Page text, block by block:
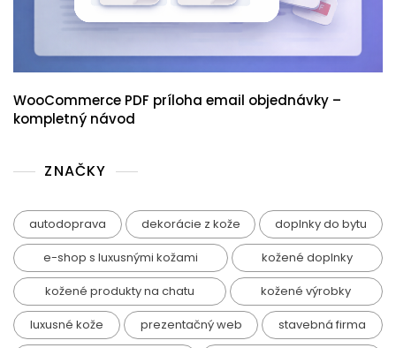
WooCommerce PDF príloha email objednávky –
kompletný návod
ZNAČKY
autodoprava dekorácie z kože
doplnky do bytu
e-shop s luxusnými kožami
kožené doplnky
kožené produkty na chatu
kožené výrobky
luxusné kože
prezentačný web
stavebná firma